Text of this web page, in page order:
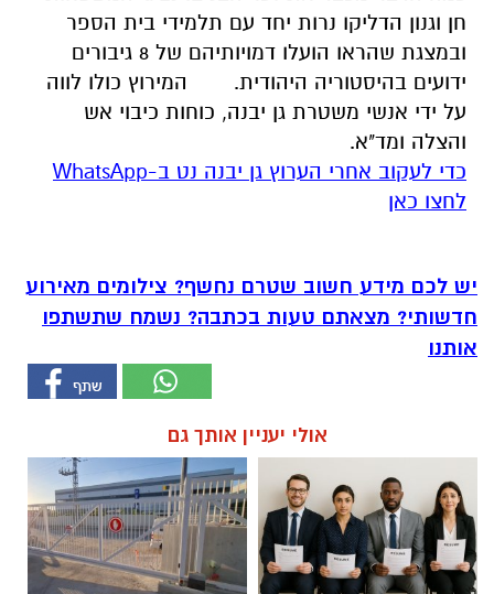
חן וגנון הדליקו נרות יחד עם תלמידי בית הספר
ובמצגת שהראו הועלו דמויותיהם של 8 גיבורים
ידועים בהיסטוריה היהודית.
המירוץ כולו לווה
על ידי אנשי משטרת גן יבנה, כוחות כיבוי אש
והצלה ומד"א.
‏כדי לעקוב אחרי הערוץ גן יבנה נט ב-WhatsApp
לחצו כאן
יש לכם מידע חשוב שטרם נחשף? צילומים מאירוע
חדשותי? מצאתם טעות בכתבה? נשמח שתשתפו
אותנו
אולי יעניין אותך גם